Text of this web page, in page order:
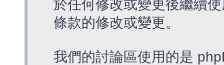
於任何修改或變更後繼續
條款的修改或變更。
我們的討論區使用的是